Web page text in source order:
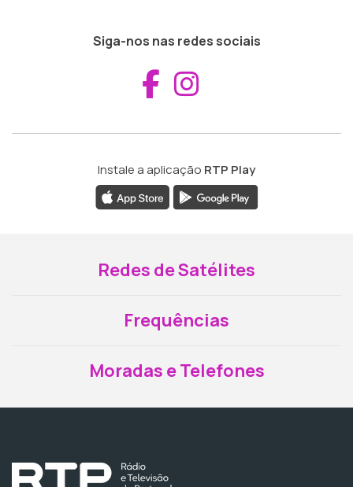
Siga-nos nas redes sociais
Aceder ao
Instale a aplicação RTP Play
Redes de Satélites
Frequências
Moradas e Telefones